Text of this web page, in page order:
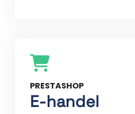
PRESTASHOP
E-handel